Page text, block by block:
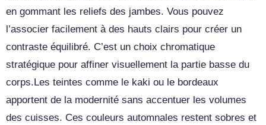
en gommant les reliefs des jambes. Vous pouvez
l’associer facilement à des hauts clairs pour créer un
contraste équilibré. C’est un choix chromatique
stratégique pour affiner visuellement la partie basse du
corps.Les teintes comme le kaki ou le bordeaux
apportent de la modernité sans accentuer les volumes
des cuisses. Ces couleurs automnales restent sobres et